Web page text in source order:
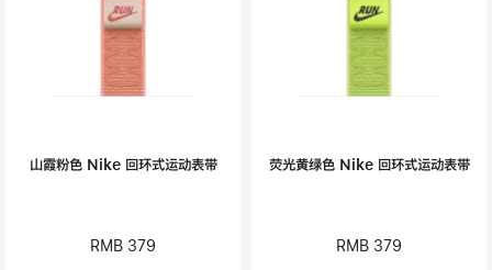
山霞粉色 Nike 回环式运动表带
RMB 379
荧光黄绿色 Nike 回环式运动表带
RMB 379